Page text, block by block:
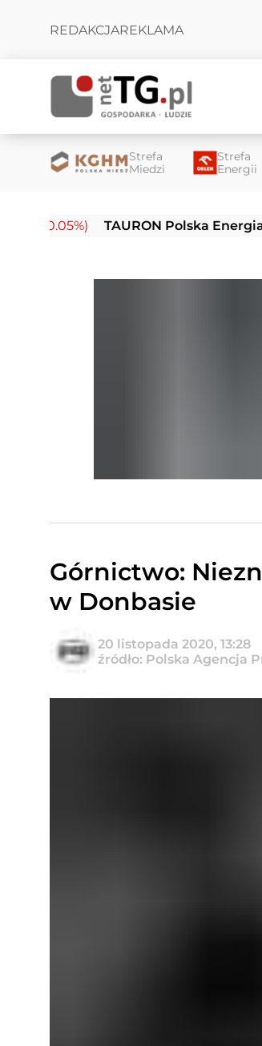
REDAKCJAREKLAMA
Strefa
Miedzi
Strefa
Energii
TAURON Polska Energia S.A.
Górnictwo:
w Donbasie
20 listopada 2020, 13:28
źródło: Polska Agencja